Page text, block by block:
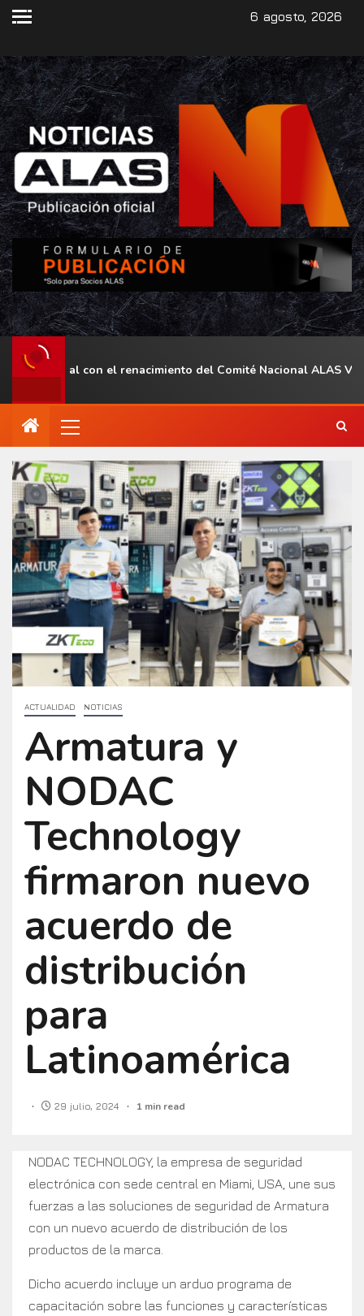
6 agosto, 2026
con el renacimiento del Comité Nacional ALAS
ACTUALIDAD NOTICIAS
Armatura y
NODAC
Technology
firmaron nuevo
acuerdo de
distribución
para
Latinoamérica
29 julio, 2024 1 min read
NODAC TECHNOLOGY, la empresa de seguridad
electrónica con sede central en Miami, USA, une sus
fuerzas a las soluciones de seguridad de Armatura
con un nuevo acuerdo de distribución de los
productos de la marca.
Dicho acuerdo incluye un arduo programa de
capacitación sobre las funciones y características